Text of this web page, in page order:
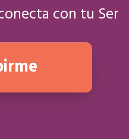
con tu Ser